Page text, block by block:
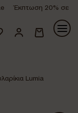
Έκπτωση 20% σε
Lumia